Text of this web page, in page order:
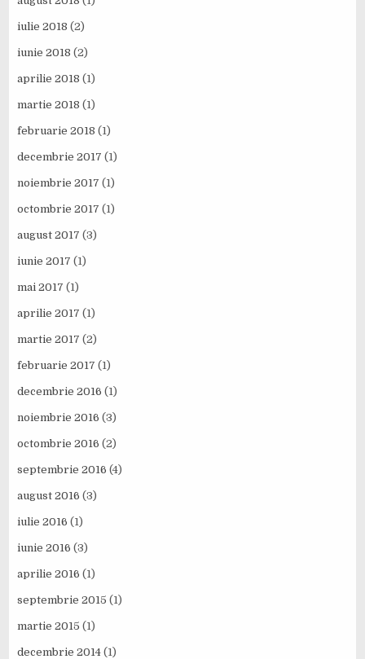
iulie 2018 (2)
iunie 2018 (2)
aprilie 2018 (1)
martie 2018 (1)
februarie 2018 (1)
decembrie 2017 (1)
noiembrie 2017 (1)
octombrie 2017 (1)
august 2017 (3)
iunie 2017 (1)
mai 2017 (1)
aprilie 2017 (1)
martie 2017 (2)
februarie 2017 (1)
decembrie 2016 (1)
noiembrie 2016 (3)
octombrie 2016 (2)
septembrie 2016 (4)
august 2016 (3)
iulie 2016 (1)
iunie 2016 (3)
aprilie 2016 (1)
septembrie 2015 (1)
martie 2015 (1)
decembrie 2014 (1)